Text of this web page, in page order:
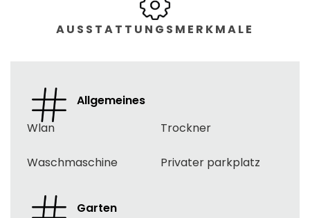
AUSSTATTUNGSMERKMALE
Allgemeines
Wlan
Trockner
Waschmaschine Privater parkplatz
Garten